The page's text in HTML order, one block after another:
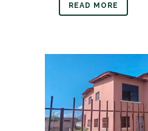
READ MORE